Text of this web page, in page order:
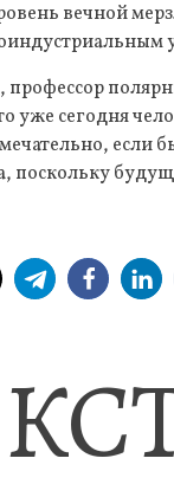
вечной
уже сегодня
если
поскольку